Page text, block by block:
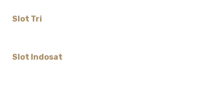
Slot Tri
Slot Indosat